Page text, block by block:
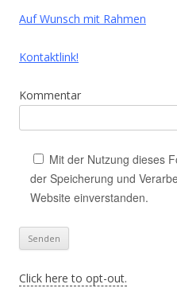
Auf Wunsch mit Rahmen
Kontaktlink!
Kommentar
Mit der Nutzung dieses
der Speicherung und
Website einverstanden.
Click here to opt-out.